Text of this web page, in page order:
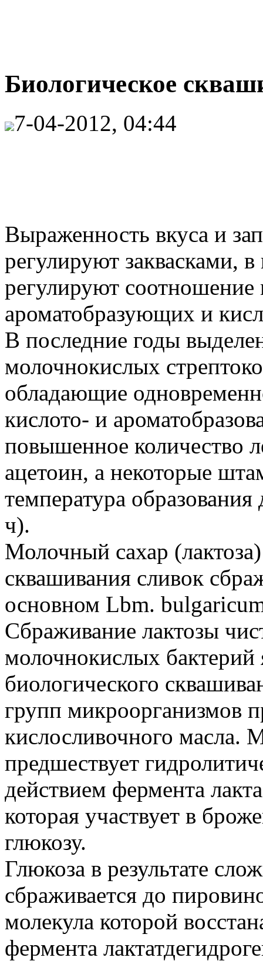
Биологическое
7-04-2012, 04:44
Выраженность вкуса и
регулируют заквасками,
регулируют
ароматобразующих и
В последние годы
молочнокислых
обладающие
кислото- и
повышенное количество
ацетоин, а некоторые
температура
ч).
Молочный сахар
сквашивания сливок
основном Lbm.
Сбраживание лактозы
молочнокислых бактерий
биологического
групп микроорганизмов
кислосливочного
предшествует
действием фермента
которая участвует в
глюкозу.
Глюкоза в результате
сбраживается до
молекула которой
фермента